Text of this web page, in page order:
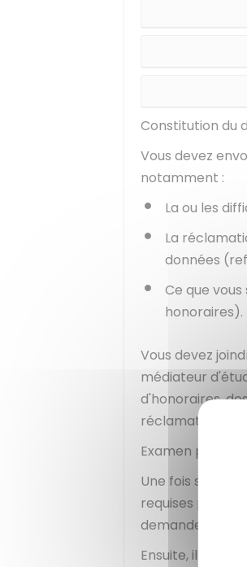
Constitution du
Vous devez
notamment :
La ou les
La
données
Ce que
honoraires).
Vous devez
médiateur
d'honoraires,
réclamation.
Examen par le
Une fois saisi,
requises pour
demande n'est
Ensuite, il vous